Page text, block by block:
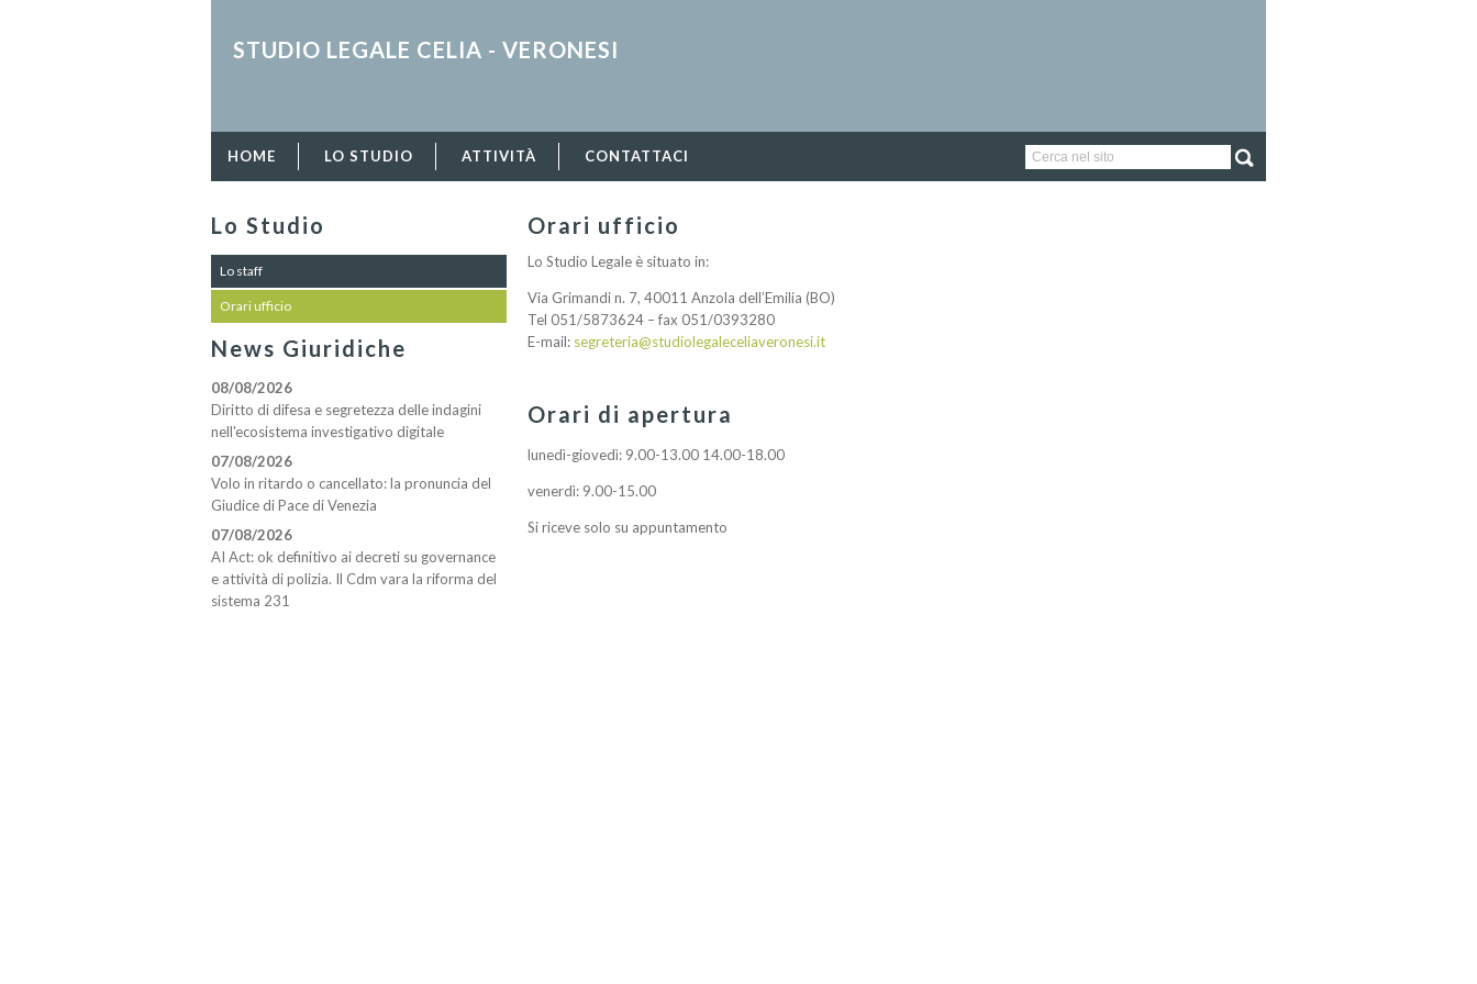
STUDIO LEGALE CELIA - VERONESI
HOME LO STUDIO ATTIVITÀ CONTATTACI
Orari ufficio
Lo Studio Legale è situato in:
Via Grimandi n. 7, 40011 Anzola dell’Emilia (BO)
Tel 051/5873624 – fax 051/0393280
E-mail: segreteria@studiolegaleceliaveronesi.it
Orari di apertura
lunedì-giovedì: 9.00-13.00 14.00-18.00
venerdì: 9.00-15.00
Si riceve solo su appuntamento
Lo Studio
Lo staff
Orari ufficio
News Giuridiche
08/08/2026
Diritto di difesa e segretezza delle indagini
nell'ecosistema investigativo digitale
07/08/2026
Volo in ritardo o cancellato: la pronuncia del
Giudice di Pace di Venezia
07/08/2026
AI Act: ok definitivo ai decreti su governance
e attività di polizia. Il Cdm vara la riforma del
sistema 231